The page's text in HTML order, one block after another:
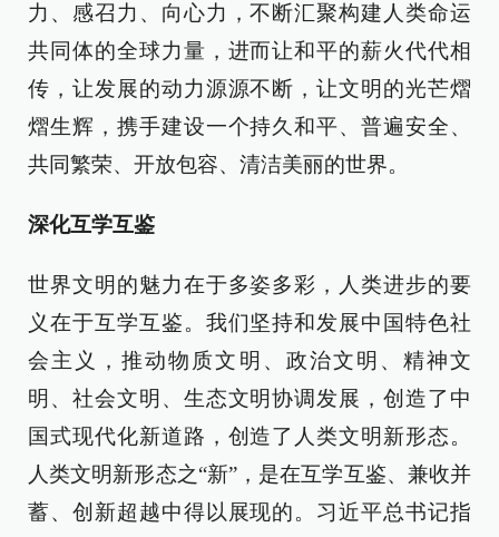
力、感召力、向心力，不断汇聚构建人类命运
共同体的全球力量，进而让和平的薪火代代相
传，让发展的动力源源不断，让文明的光芒熠
熠生辉，携手建设一个持久和平、普遍安全、
共同繁荣、开放包容、清洁美丽的世界。
深化互学互鉴
世界文明的魅力在于多姿多彩，人类进步的要
义在于互学互鉴。我们坚持和发展中国特色社
会主义，推动物质文明、政治文明、精神文
明、社会文明、生态文明协调发展，创造了中
国式现代化新道路，创造了人类文明新形态。
人类文明新形态之“新”，是在互学互鉴、兼收并
蓄、创新超越中得以展现的。习近平总书记指